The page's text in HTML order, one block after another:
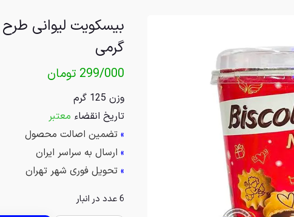
گرمی
299/000 تومان
وزن 125 گرم
تاریخ انقضاء معتبر
» تضمین اصالت محصول
» ارسال به سراسر ایران
» تحویل فوری شهر تهران
6 عدد در انبار